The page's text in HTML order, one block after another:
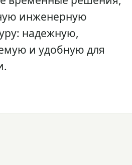
инженерную
надежную,
и удобную для